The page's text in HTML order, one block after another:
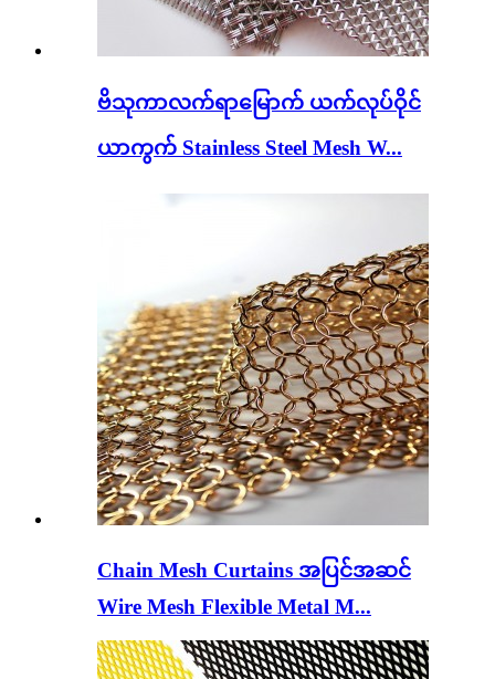
ဗိသုကာလက်ရာမြောက် ယက်လုပ်ဝိုင်
ယာကွက် Stainless Steel Mesh W...
Chain Mesh Curtains အပြင်အဆင်
Wire Mesh Flexible Metal M...